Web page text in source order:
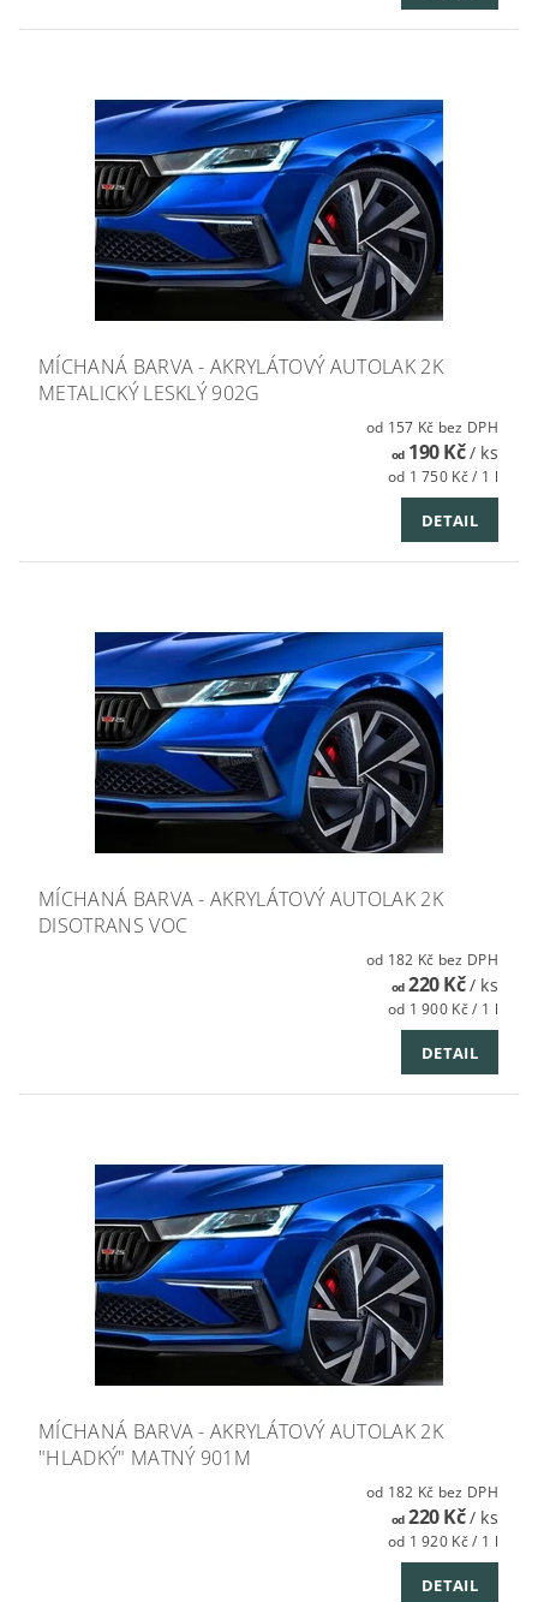
MÍCHANÁ BARVA - AKRYLÁTOVÝ AUTOLAK 2K
METALICKÝ LESKLÝ 902G
od 157 Kč bez DPH
od190 Kč/ ks
od 1 750 Kč / 1 l
DETAIL
MÍCHANÁ BARVA - AKRYLÁTOVÝ AUTOLAK 2K
DISOTRANS VOC
od 182 Kč bez DPH
od220 Kč/ ks
od 1 900 Kč / 1 l
DETAIL
MÍCHANÁ BARVA - AKRYLÁTOVÝ AUTOLAK 2K
"HLADKÝ" MATNÝ 901M
od 182 Kč bez DPH
od220 Kč/ ks
od 1 920 Kč / 1 l
DETAIL